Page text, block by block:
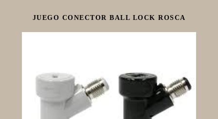
JUEGO CONECTOR BALL LOCK ROSCA